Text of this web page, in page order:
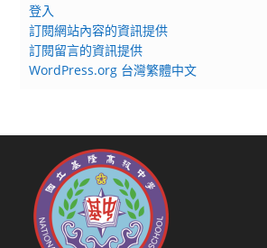
登入
訂閱網站內容的資訊提供
訂閱留言的資訊提供
WordPress.org 台灣繁體中文